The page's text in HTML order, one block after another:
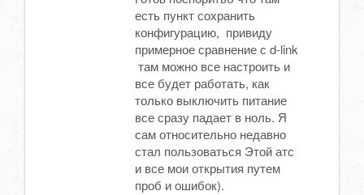
есть пункт сохранить
конфигурацию, привиду
примерное сравнение с d-link
там можно все настроить и
все будет работать, как
только выключить питание
все сразу падает в ноль. Я
сам относительно недавно
стал пользоваться Этой атс
и все мои открытия путем
проб и ошибок).